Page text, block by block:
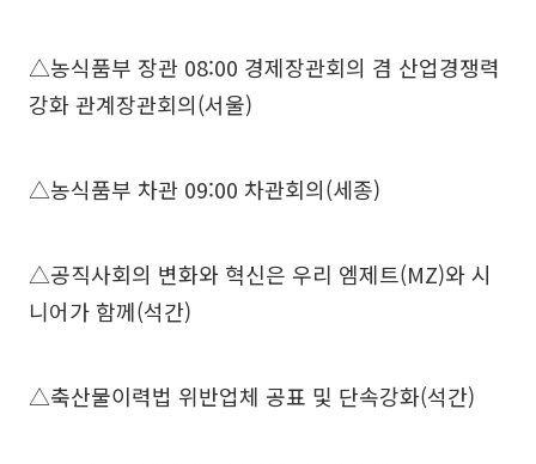
△농식품부 장관 08:00 경제장관회의 겸 산업경쟁력
강화 관계장관회의(서울)
△농식품부 차관 09:00 차관회의(세종)
△공직사회의 변화와 혁신은 우리 엠제트(MZ)와 시
니어가 함께(석간)
△축산물이력법 위반업체 공표 및 단속강화(석간)